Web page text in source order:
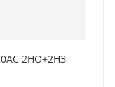
2НО+2НЗ